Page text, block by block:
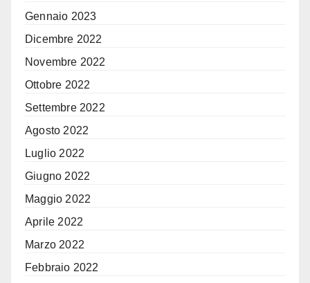
Gennaio 2023
Dicembre 2022
Novembre 2022
Ottobre 2022
Settembre 2022
Agosto 2022
Luglio 2022
Giugno 2022
Maggio 2022
Aprile 2022
Marzo 2022
Febbraio 2022